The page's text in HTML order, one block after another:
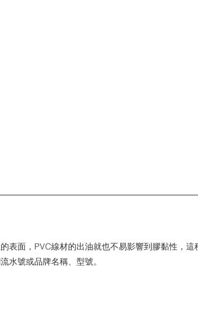
表面，PVC線材的出油就也不易影響到膠黏性，這
水號或品牌名稱、型號。